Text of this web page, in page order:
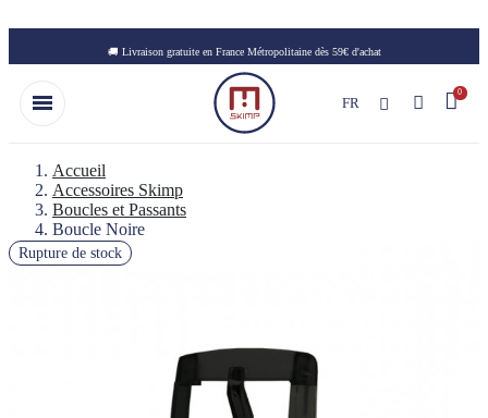
🚚 Livraison gratuite en France Métropolitaine dès 59€ d'achat
FR
Accueil
Accessoires Skimp
Boucles et Passants
Boucle Noire
Rupture de stock